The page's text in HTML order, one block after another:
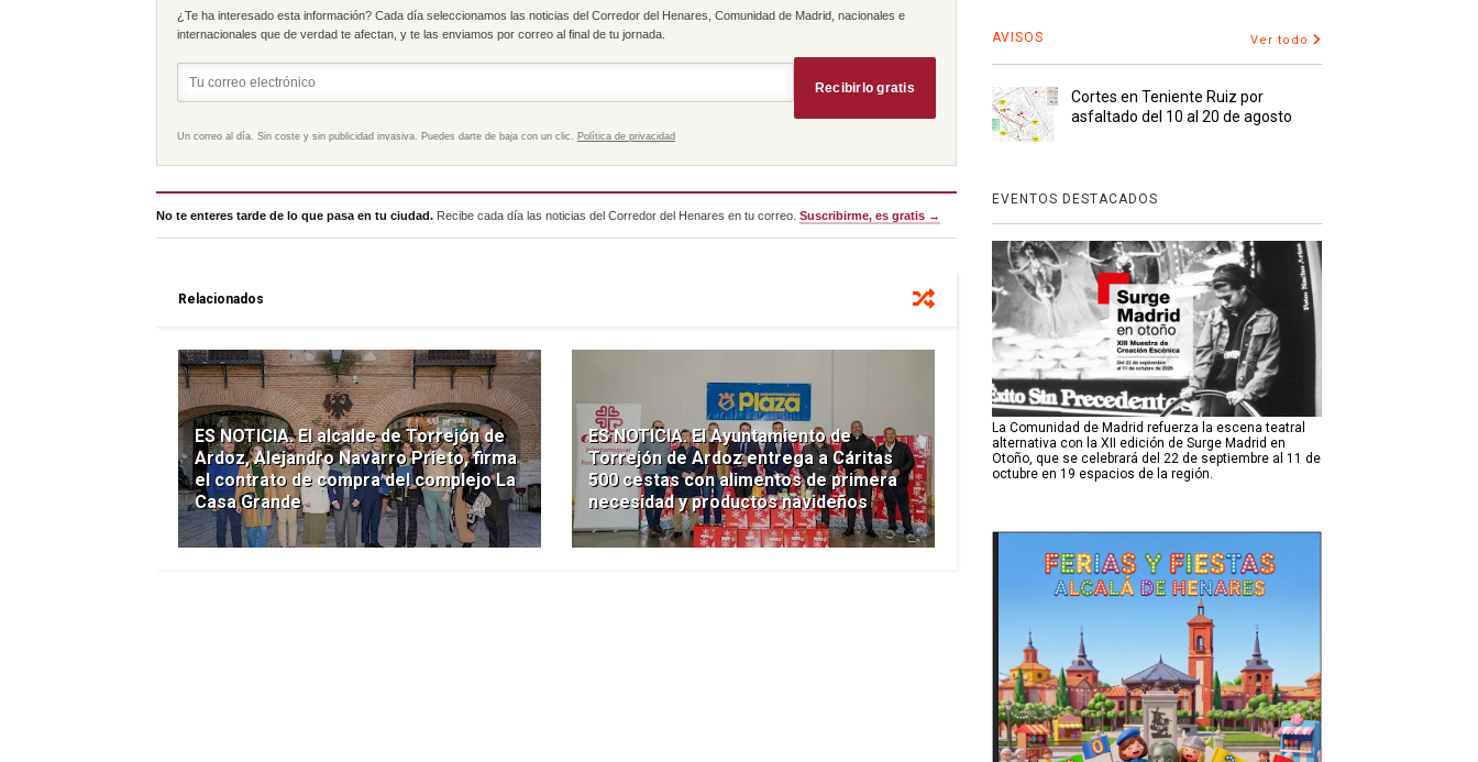
¿Te ha interesado esta información? Cada día seleccionamos las noticias del Corredor del Henares, Comunidad de Madrid, nacionales e
internacionales que de verdad te afectan, y te las enviamos por correo al final de tu jornada.
Recibirlo gratis
Un correo al día. Sin coste y sin publicidad invasiva. Puedes darte de baja con un clic. Política de privacidad
No te enteres tarde de lo que pasa en tu ciudad. Recibe cada día las noticias del Corredor del Henares en tu correo. Suscribirme, es gratis →
Relacionados
ES NOTICIA. El alcalde de Torrejón de
Ardoz, Alejandro Navarro Prieto, firma
el contrato de compra del complejo La
Casa Grande
ES NOTICIA. El Ayuntamiento de
Torrejón de Ardoz entrega a Cáritas
500 cestas con alimentos de primera
necesidad y productos navideños
AVISOS Ver todo
Cortes en Teniente Ruiz por
asfaltado del 10 al 20 de agosto
EVENTOS DESTACADOS
La Comunidad de Madrid refuerza la escena teatral
alternativa con la XII edición de Surge Madrid en
Otoño, que se celebrará del 22 de septiembre al 11 de
octubre en 19 espacios de la región.